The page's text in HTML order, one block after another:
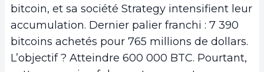
bitcoin, et sa société Strategy intensifient leur
accumulation. Dernier palier franchi : 7 390
bitcoins achetés pour 765 millions de dollars.
L’objectif ? Atteindre 600 000 BTC. Pourtant,